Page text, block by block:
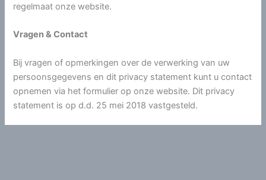
regelmaat onze website.
Vragen & Contact
Bij vragen of opmerkingen over de verwerking van uw
persoonsgegevens en dit privacy statement kunt u contact
opnemen via het formulier op onze website. Dit privacy
statement is op d.d. 25 mei 2018 vastgesteld.